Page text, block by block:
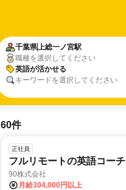
千葉県上総一ノ宮駅
職種を選択してください
英語が活かせる
キーワードを選択してください
60件
正社員
フルリモートの英語コーチ
90株式会社
月給304,000円以上